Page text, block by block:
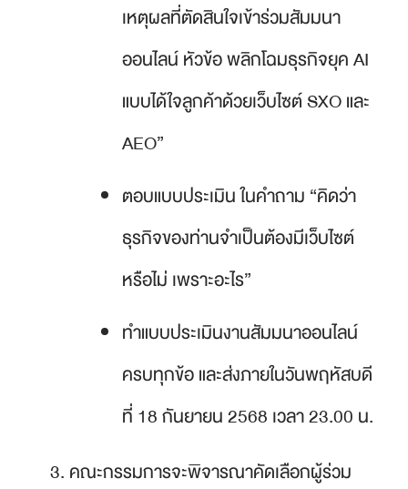
เหตุผลที่ตัดสินใจเข้าร่วมสัมมนา
ออนไลน์ หัวข้อ พลิกโฉมธุรกิจยุค AI
แบบได้ใจลูกค้าด้วยเว็บไซต์ SXO และ
AEO”
ตอบแบบประเมิน ในคำถาม “คิดว่า
ธุรกิจของท่านจำเป็นต้องมีเว็บไซต์
หรือไม่ เพราะอะไร”
ทำแบบประเมินงานสัมมนาออนไลน์
ครบทุกข้อ และส่งภายในวันพฤหัสบดี
ที่ 18 กันยายน 2568 เวลา 23.00 น.
คณะกรรมการจะพิจารณาคัดเลือกผู้ร่วม